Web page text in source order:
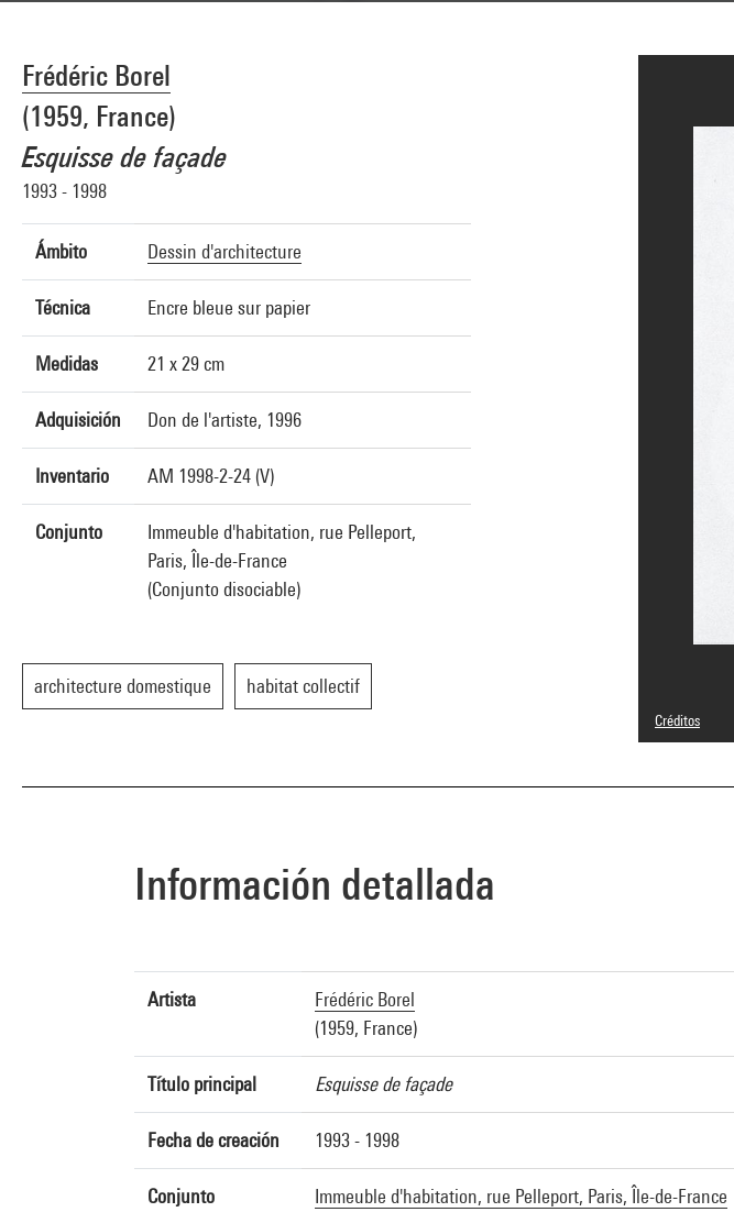
Frédéric Borel
(1959, France)
Esquisse de façade
1993 - 1998
Ámbito Dessin d'architecture
Técnica Encre bleue sur papier
Medidas 21 x 29 cm
Adquisición Don de l'artiste, 1996
Inventario AM 1998-2-24 (V)
Conjunto
Immeuble d'habitation, rue Pelleport,
Paris, Île-de-France
(Conjunto disociable)
architecture domestique habitat collectif
Créditos
© Adagp,
Información detallada
Artista
Frédéric Borel
(1959, France)
Título principal Esquisse de façade
Fecha de creación 1993 - 1998
Conjunto
Immeuble d'habitation, rue Pelleport, Paris, Île-de-France